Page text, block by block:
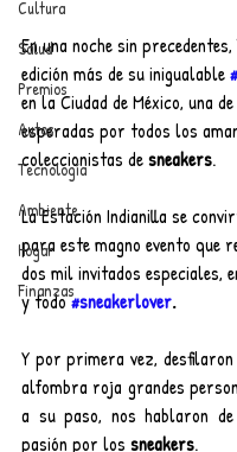
Cultura
Salud
Premios
Autos
Tecnología
Ambiente
Hogar
Finanzas
En una noche sin precedentes,
edición más de su inigualable
en la Ciudad de México, una
esperadas por todos los
coleccionistas de sneakers.
La Estación Indianilla se
para este magno evento que
dos mil invitados especiales,
y todo #sneakerlover.
Y por primera vez,
alfombra roja grandes
a su paso, nos hablaron
pasión por los sneakers.